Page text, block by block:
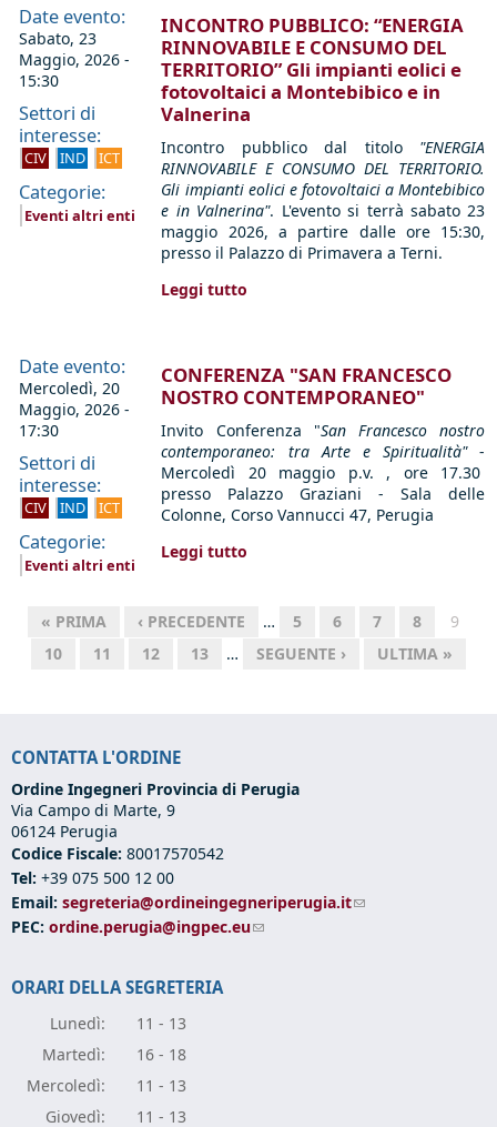
Date evento:
Sabato, 23
Maggio, 2026 -
15:30
Settori di
interesse:
CIV IND ICT
Categorie:
Eventi altri enti
INCONTRO PUBBLICO: “ENERGIA
RINNOVABILE E CONSUMO DEL
TERRITORIO” Gli impianti eolici e
fotovoltaici a Montebibico e in
Valnerina
Incontro pubblico dal titolo "ENERGIA
RINNOVABILE E CONSUMO DEL TERRITORIO.
Gli impianti eolici e fotovoltaici a Montebibico
e in Valnerina". L'evento si terrà sabato 23
maggio 2026, a partire dalle ore 15:30,
presso il Palazzo di Primavera a Terni.
Leggi tutto
Date evento:
Mercoledì, 20
Maggio, 2026 -
17:30
Settori di
interesse:
CIV IND ICT
Categorie:
Eventi altri enti
CONFERENZA "SAN FRANCESCO
NOSTRO CONTEMPORANEO"
Invito Conferenza "San Francesco nostro
contemporaneo: tra Arte e Spiritualità"-
Mercoledì 20 maggio p.v. , ore 17.30
presso Palazzo Graziani - Sala delle
Colonne, Corso Vannucci 47, Perugia
Leggi tutto
« PRIMA ‹ PRECEDENTE … 5 6 7 8
9
10
11 12 13 … SEGUENTE › ULTIMA »
CONTATTA L'ORDINE
Ordine Ingegneri Provincia di Perugia
Via Campo di Marte, 9
06124 Perugia
Codice Fiscale: 80017570542
Tel: +39 075 500 12 00
Email: segreteria@ordineingegneriperugia.it(link sends e-mail)
PEC: ordine.perugia@ingpec.eu(link sends e-mail)
ORARI DELLA SEGRETERIA
Lunedì:
11 - 13
Martedì:
16 - 18
Mercoledì:
11 - 13
Giovedì: 11 - 13